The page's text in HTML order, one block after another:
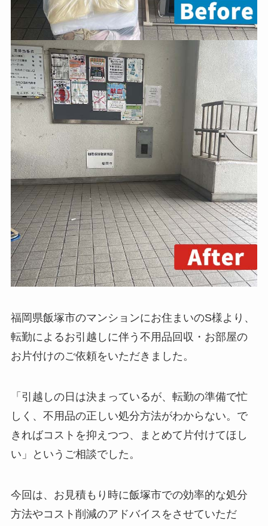
福岡県飯塚市のマンションにお住まいのS様より、
転勤によるお引越しに伴う不用品回収・お部屋の
お片付けのご依頼をいただきました。
「引越しの日は決まっているが、転勤の準備で忙
しく、不用品の正しい処分方法がわからない。で
きればコストを抑えつつ、まとめて片付けてほし
い」というご相談でした。
今回は、お見積もり時に飯塚市での効率的な処分
方法やコスト削減のアドバイスをさせていただ